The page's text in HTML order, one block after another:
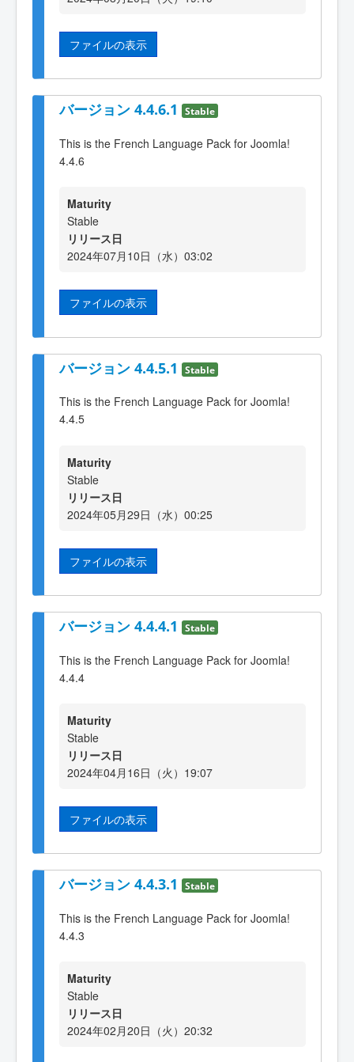
ファイルの表示
バージョン 4.4.6.1 Stable
This is the French Language Pack for Joomla!
4.4.6
Maturity
Stable
リリース日
2024年07月10日（水）03:02
ファイルの表示
バージョン 4.4.5.1 Stable
This is the French Language Pack for Joomla!
4.4.5
Maturity
Stable
リリース日
2024年05月29日（水）00:25
ファイルの表示
バージョン 4.4.4.1 Stable
This is the French Language Pack for Joomla!
4.4.4
Maturity
Stable
リリース日
2024年04月16日（火）19:07
ファイルの表示
バージョン 4.4.3.1 Stable
This is the French Language Pack for Joomla!
4.4.3
Maturity
Stable
リリース日
2024年02月20日（火）20:32